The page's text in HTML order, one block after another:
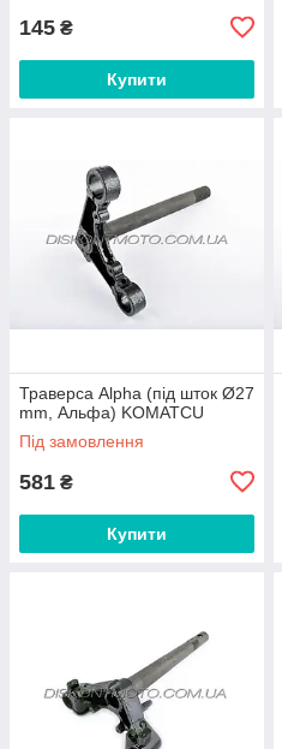
145 ₴
Купити
Траверса Alpha (під шток Ø27
mm, Альфа) KOMATCU
Під замовлення
581 ₴
Купити